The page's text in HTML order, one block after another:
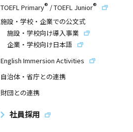
TOEFL Primary® /TOEFL Junior®
施設・学校・企業での公文式
施設・学校向け導入事業
企業・学校向け日本語
English Immersion Activities
自治体・省庁との連携
財団との連携
社員採用